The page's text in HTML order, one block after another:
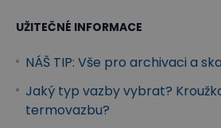
UŽITEČNÉ INFORMACE
NÁŠ TIP: Vše pro archivaci a
Jaký typ vazby vybrat?
termovazbu?